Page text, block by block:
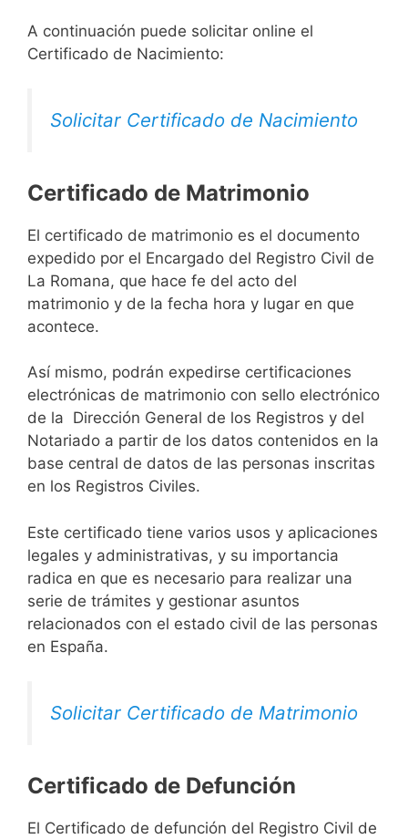
A continuación puede solicitar online el
Certificado de Nacimiento:
Solicitar Certificado de Nacimiento
Certificado de Matrimonio
El certificado de matrimonio es el documento
expedido por el Encargado del Registro Civil de
La Romana, que hace fe del acto del
matrimonio y de la fecha hora y lugar en que
acontece.
Así mismo, podrán expedirse certificaciones
electrónicas de matrimonio con sello electrónico
de la Dirección General de los Registros y del
Notariado a partir de los datos contenidos en la
base central de datos de las personas inscritas
en los Registros Civiles.
Este certificado tiene varios usos y aplicaciones
legales y administrativas, y su importancia
radica en que es necesario para realizar una
serie de trámites y gestionar asuntos
relacionados con el estado civil de las personas
en España.
Solicitar Certificado de Matrimonio
Certificado de Defunción
El Certificado de defunción del Registro Civil de